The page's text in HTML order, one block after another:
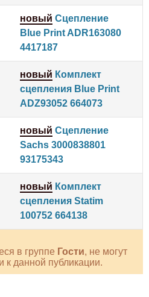
новый Сцепление
Blue Print ADR163080
4417187
новый Комплект
сцепления Blue Print
ADZ93052 664073
новый Сцепление
Sachs 3000838801
93175343
новый Комплект
сцепления Statim
100752 664138
в группе Гости, не могут
к данной публикации.